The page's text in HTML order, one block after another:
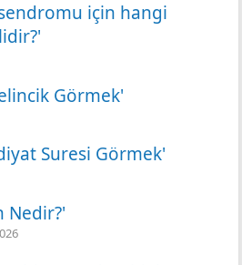
için hangi
Görmek'
Suresi Görmek'
Nedir?'